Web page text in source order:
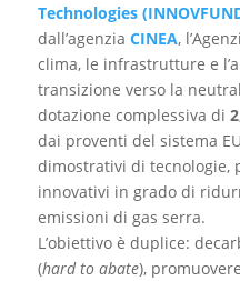
Technologies
dall’agenzia CINEA,
clima, le infrastrutture e
transizione verso la
dotazione complessiva di
dai proventi del sistema
dimostrativi di tecnologie,
innovativi in ​​grado di
emissioni di gas serra.
L’obiettivo è duplice:
(hard to abate),